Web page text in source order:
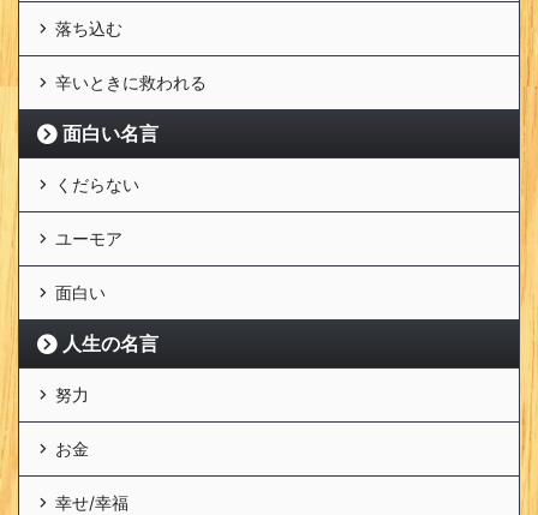
落ち込む
辛いときに救われる
面白い名言
くだらない
ユーモア
面白い
人生の名言
努力
お金
幸せ/幸福